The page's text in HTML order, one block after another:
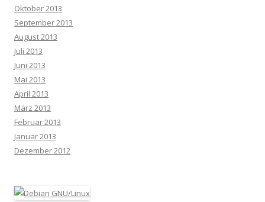
Oktober 2013
September 2013
August 2013
Juli 2013
Juni 2013
Mai 2013
April 2013
März 2013
Februar 2013
Januar 2013
Dezember 2012